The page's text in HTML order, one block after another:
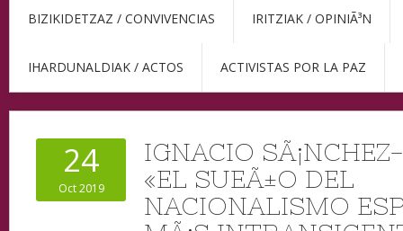
BIZIKIDETZAZ / CONVIVENCIAS IRITZIAK / OPINIÃ³N
IHARDUNALDIAK / ACTOS ACTIVISTAS POR LA PAZ
24
Oct 2019
IGNACIO
«EL SUEÃ±O DEL
NACIONALISMO